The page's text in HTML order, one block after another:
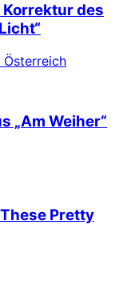
Korrektur des
Österreich
„Am Weiher“
Pretty